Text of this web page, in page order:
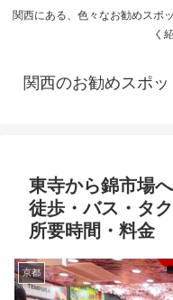
関西にある、色々なお勧めスポ
く
関西のお勧めスポ
東寺から錦市場
徒歩・バス・タ
所要時間・料金
京都